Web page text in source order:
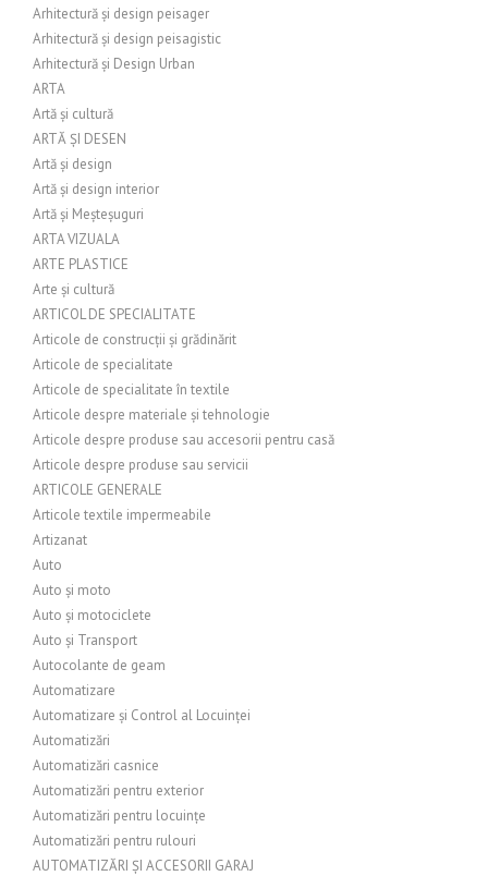
Arhitectură și design peisager
Arhitectură și design peisagistic
Arhitectură și Design Urban
ARTA
Artă și cultură
ARTĂ ȘI DESEN
Artă și design
Artă și design interior
Artă și Meșteșuguri
ARTA VIZUALA
ARTE PLASTICE
Arte și cultură
ARTICOL DE SPECIALITATE
Articole de construcții și grădinărit
Articole de specialitate
Articole de specialitate în textile
Articole despre materiale și tehnologie
Articole despre produse sau accesorii pentru casă
Articole despre produse sau servicii
ARTICOLE GENERALE
Articole textile impermeabile
Artizanat
Auto
Auto și moto
Auto și motociclete
Auto și Transport
Autocolante de geam
Automatizare
Automatizare și Control al Locuinței
Automatizări
Automatizări casnice
Automatizări pentru exterior
Automatizări pentru locuințe
Automatizări pentru rulouri
AUTOMATIZĂRI ȘI ACCESORII GARAJ